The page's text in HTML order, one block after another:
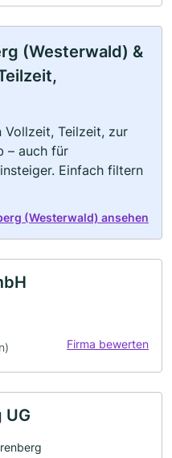
(Westerwald) &
Vollzeit, Teilzeit, zur
– auch für
Einfach filtern
(Westerwald) ansehen
Firma bewerten
UG